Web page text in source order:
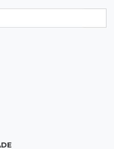
falsificada
públicos